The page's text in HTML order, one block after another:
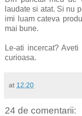
laudate si atat. Si nu
imi luam cateva
mai bune.
Le-ati incercat?
curioasa.
at 12:20
24 de comentarii: